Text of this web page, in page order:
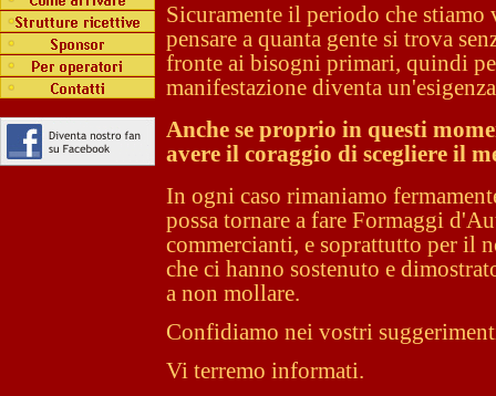
Sicuramente il periodo che stiamo
pensare a quanta gente si trova
fronte ai bisogni primari, quindi
manifestazione diventa
Anche se proprio in questi
avere il coraggio di scegliere il
In ogni caso rimaniamo
possa tornare a fare Formaggi
commercianti, e soprattutto per il
che ci hanno sostenuto e
a non mollare.
Confidiamo nei vostri
Vi terremo informati.